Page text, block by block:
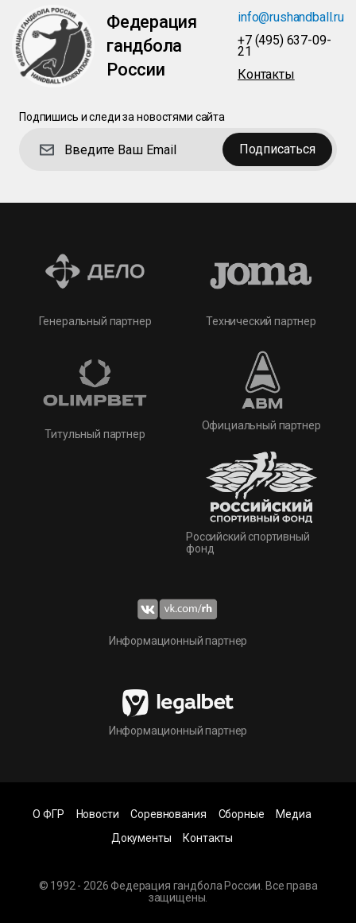
Федерация
гандбола
России
info@rushandball.ru
+7 (495) 637-09-
21
Контакты
Подпишись и следи за новостями сайта
Подписаться
Генеральный партнер
Титульный партнер
Технический партнер
Официальный партнер
Российский спортивный
фонд
Информационный партнер
Информационный партнер
© 1992 - 2026 Федерация гандбола России. Все права
защищены.
О ФГР Новости Соревнования Сборные
Медиа
Документы
Контакты